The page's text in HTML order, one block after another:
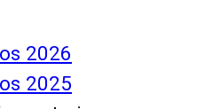
2026
2025